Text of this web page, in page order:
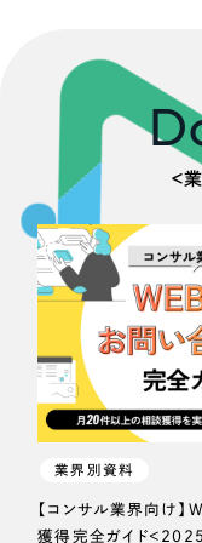
＜
業界別資料
【コンサル業界向け】
獲得完全ガイド＜